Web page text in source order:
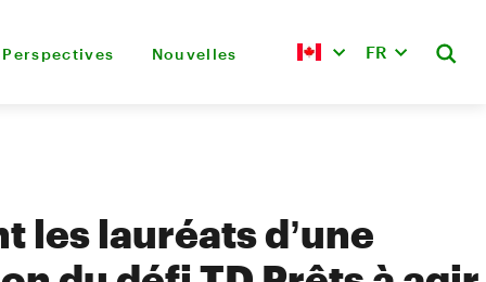
Perspectives Nouvelles FR
les lauréats d’une